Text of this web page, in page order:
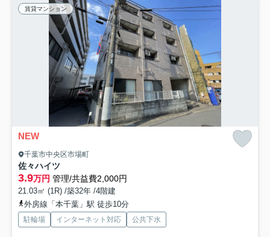
賃貸マンション
NEW
千葉市中央区市場町
佐々ハイツ
3.9万円 管理/共益費2,000円
21.03㎡ (1R) /築32年 /4階建
外房線「本千葉」駅 徒歩10分
駐輪場 インターネット対応 公共下水